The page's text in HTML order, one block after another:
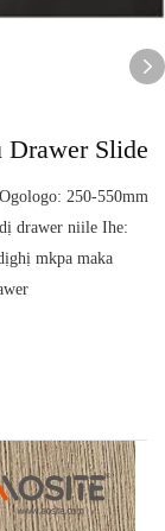
Slide
250-550mm
drawer niile Ihe:
mkpa maka